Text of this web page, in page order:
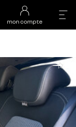
mon compte